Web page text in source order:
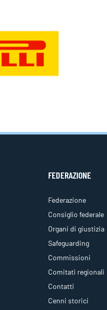
FEDERAZIONE
Federazione
Consiglio federale
Organi di giustizia
Safeguarding
Commissioni
Comitati regionali
Contatti
Cenni storici